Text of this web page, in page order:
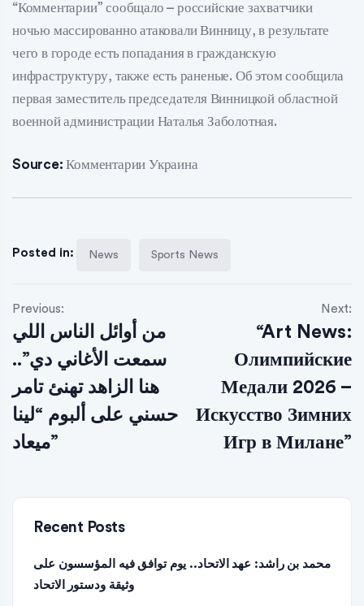
“Комментарии” сообщало – российские захватчики
ночью массированно атаковали Винницу, в результате
чего в городе есть попадания в гражданскую
инфраструктуру, также есть раненые. Об этом сообщила
первая заместитель председателя Винницкой областной
военной администрации Наталья Заболотная.
Source: Комментарии Украина
Posted in: News Sports News
Previous:
من أوائل الناس اللي
سمعت الأغاني دي”..
هنا الزاهد تهنئ تامر
حسني على ألبوم “لينا
ميعاد”
Next:
“Art News:
Олимпийские
Медали 2026 –
Искусство Зимних
Игр в Милане”
Recent Posts
محمد بن راشد: عهد الاتحاد.. يوم توافق فيه المؤسسون على
وثيقة ودستور الاتحاد